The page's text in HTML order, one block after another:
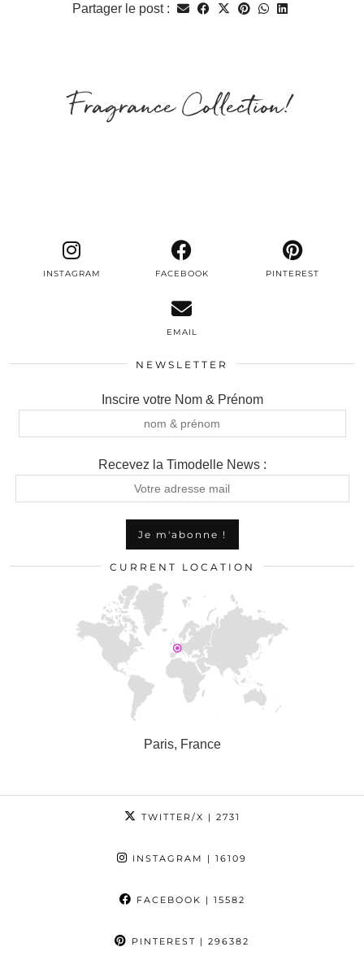
Partager le post :
Fragrance Collection!
INSTAGRAM FACEBOOK PINTEREST
EMAIL
NEWSLETTER
Inscire votre Nom & Prénom
Recevez la Timodelle News :
CURRENT LOCATION
Paris, France
TWITTER/X | 2731
INSTAGRAM | 16109
FACEBOOK | 15582
PINTEREST | 296382